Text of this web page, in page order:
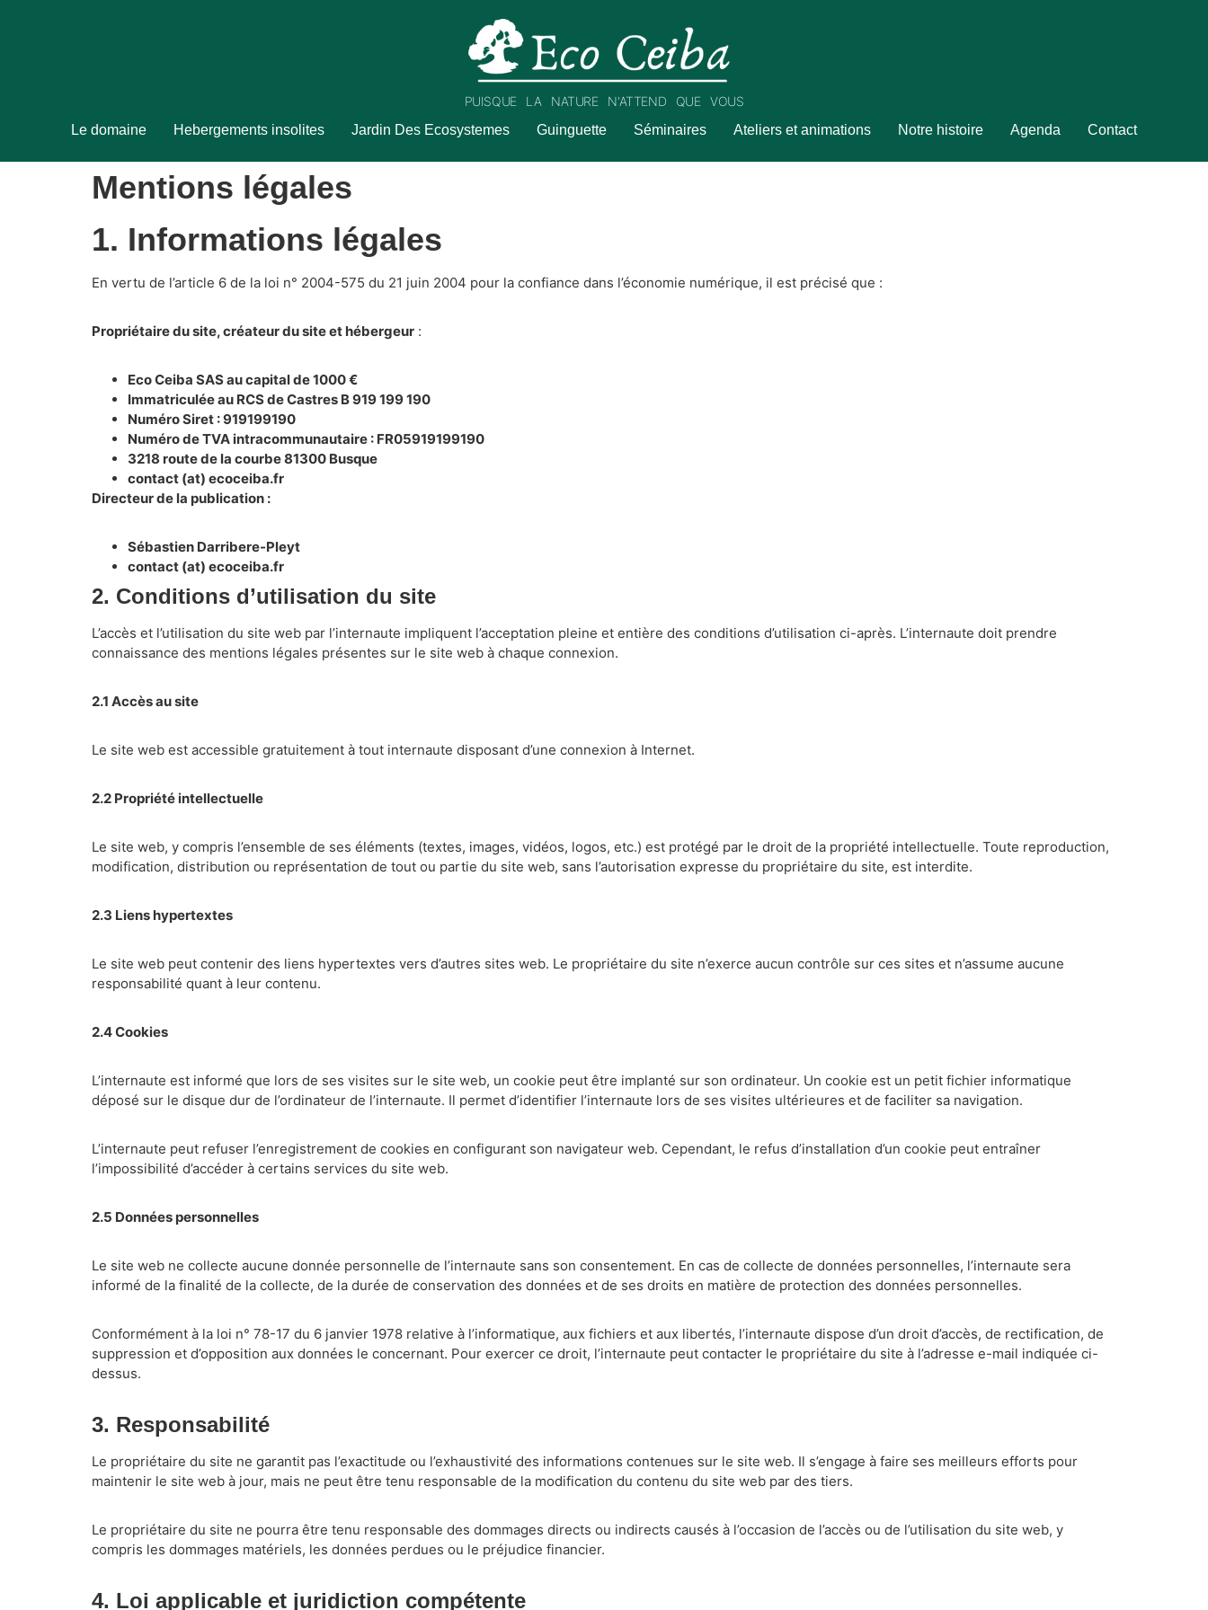
PUISQUE LA NATURE N'ATTEND QUE VOUS
Le domaine
Hebergements insolites Jardin Des Ecosystemes Guinguette Séminaires Ateliers et animations Notre histoire Agenda Contact
Mentions légales
1. Informations légales
En vertu de l’article 6 de la loi n° 2004-575 du 21 juin 2004 pour la confiance dans l’économie numérique, il est précisé que :
Propriétaire du site, créateur du site et hébergeur :
Eco Ceiba SAS au capital de 1000 €
Immatriculée au RCS de Castres B 919 199 190
Numéro Siret : 919199190
Numéro de TVA intracommunautaire : FR05919199190
3218 route de la courbe 81300 Busque
contact (at) ecoceiba.fr
Directeur de la publication :
Sébastien Darribere-Pleyt
contact (at) ecoceiba.fr
2. Conditions d’utilisation du site
L’accès et l’utilisation du site web par l’internaute impliquent l’acceptation pleine et entière des conditions d’utilisation ci-après. L’internaute doit prendre
connaissance des mentions légales présentes sur le site web à chaque connexion.
2.1 Accès au site
Le site web est accessible gratuitement à tout internaute disposant d’une connexion à Internet.
2.2 Propriété intellectuelle
Le site web, y compris l’ensemble de ses éléments (textes, images, vidéos, logos, etc.) est protégé par le droit de la propriété intellectuelle. Toute reproduction,
modification, distribution ou représentation de tout ou partie du site web, sans l’autorisation expresse du propriétaire du site, est interdite.
2.3 Liens hypertextes
Le site web peut contenir des liens hypertextes vers d’autres sites web. Le propriétaire du site n’exerce aucun contrôle sur ces sites et n’assume aucune
responsabilité quant à leur contenu.
2.4 Cookies
L’internaute est informé que lors de ses visites sur le site web, un cookie peut être implanté sur son ordinateur. Un cookie est un petit fichier informatique
déposé sur le disque dur de l’ordinateur de l’internaute. Il permet d’identifier l’internaute lors de ses visites ultérieures et de faciliter sa navigation.
L’internaute peut refuser l’enregistrement de cookies en configurant son navigateur web. Cependant, le refus d’installation d’un cookie peut entraîner
l’impossibilité d’accéder à certains services du site web.
2.5 Données personnelles
Le site web ne collecte aucune donnée personnelle de l’internaute sans son consentement. En cas de collecte de données personnelles, l’internaute sera
informé de la finalité de la collecte, de la durée de conservation des données et de ses droits en matière de protection des données personnelles.
Conformément à la loi n° 78-17 du 6 janvier 1978 relative à l’informatique, aux fichiers et aux libertés, l’internaute dispose d’un droit d’accès, de rectification, de
suppression et d’opposition aux données le concernant. Pour exercer ce droit, l’internaute peut contacter le propriétaire du site à l’adresse e-mail indiquée ci-
dessus.
3. Responsabilité
Le propriétaire du site ne garantit pas l’exactitude ou l’exhaustivité des informations contenues sur le site web. Il s’engage à faire ses meilleurs efforts pour
maintenir le site web à jour, mais ne peut être tenu responsable de la modification du contenu du site web par des tiers.
Le propriétaire du site ne pourra être tenu responsable des dommages directs ou indirects causés à l’occasion de l’accès ou de l’utilisation du site web, y
compris les dommages matériels, les données perdues ou le préjudice financier.
4. Loi applicable et juridiction compétente